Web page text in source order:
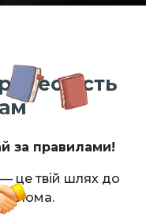
за правилами!
— це твій шлях до